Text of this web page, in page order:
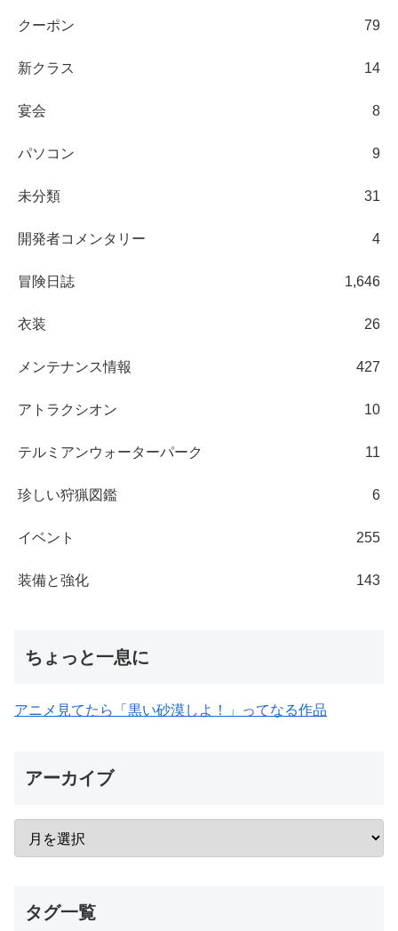
クーポン 79
新クラス 14
宴会 8
パソコン 9
未分類 31
開発者コメンタリー 4
冒険日誌 1,646
衣装 26
メンテナンス情報 427
アトラクシオン 10
テルミアンウォーターパーク 11
珍しい狩猟図鑑 6
イベント 255
装備と強化 143
ちょっと一息に
アニメ見てたら「黒い砂漠しよ！」ってなる作品
アーカイブ
タグ一覧